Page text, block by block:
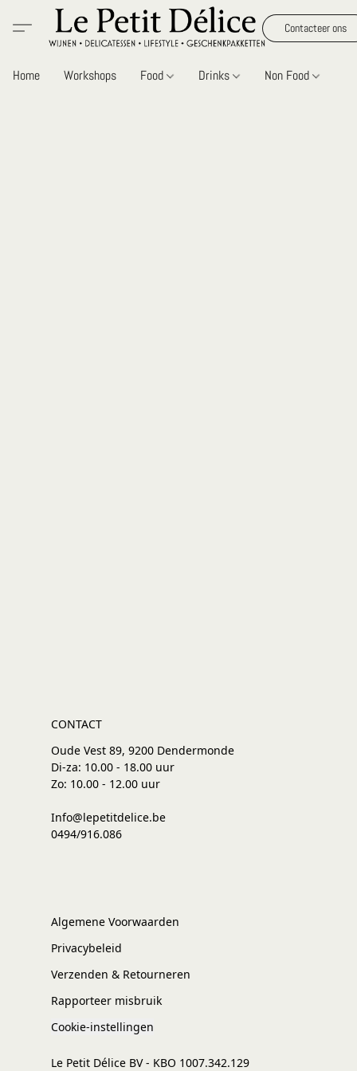
Contacteer ons
Home Workshops Food Drinks Non Food
CONTACT
Oude Vest 89, 9200 Dendermonde
Di-za: 10.00 - 18.00 uur
Zo: 10.00 - 12.00 uur
Info@lepetitdelice.be
0494/916.086
Algemene Voorwaarden
Privacybeleid
Verzenden & Retourneren
Rapporteer misbruik
Cookie-instellingen
Le Petit Délice BV - KBO 1007.342.129